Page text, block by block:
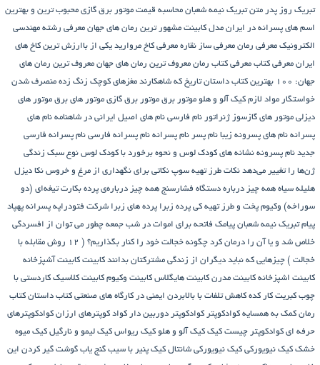
تبریک روز پدر متن تبریک نیمه شعبان محاسبه قیمت موتور برق گازی محبوب ترین و بهترین
اسم های پسرانه در ایران مدل کابینت مشهور ترین رمان های جهان معرفی رشته مهندسی
الکترونیک معرفی رمان معرفی ساز نقاره معرفی کاخ مروارید یکی از باارزش ترین کاخ های
ایران معرفی کتاب معرفی کتاب رمان معروف ترین رمان های جهان معروف ترین رمان های
جهان: ۱۰۰ بهترین کتاب داستان تاریخ که شاهکارند
مغزهای کوچک زنگ زده منصرف شدن
خواستگار مواد لازم کیک آلو و هلو موتور برق موتور برق گازی موتور های برق موتور های
دیزلی موتور های گازسوز ژنراتور نام فارسی نام های اصیل ایرانی در شاهنامه نام های
پسرانه نام های پسرونه زیبا نام پسر نام پسرانه نام پسرانه فارسی نام پسرانه فارسی
جدید نام پسرونه نشانه های کودک لوس و نحوه برخورد با کودک لوس نوع سبک زندگی
ژن‌ها را تغییر می‌دهد نکات طرز تهیه سوپ نکاتی برای نگهداری از مرغ و خروس نکا دیزل
هلیله سیاه همه چیز درباره دستگاه فشارسنج همه چیز درباره‌ی پرده بکارت تیغه‌ای (دو
سوراخه) وکیوم پخت و طرز تهیه کی پرده زبرا پرده های زبرا شرکت فتودراپه پسرانه پهپاد
پیام تبریک نیمه شعبان پیامک فاتحه برای اموات در شب جمعه چطور می توان از افسردگی
خلاص شد و یا آن را درمان کرد
چگونه خجالت خود را کنار بگذاریم؟ ( 12 روش مقابله با
خجالت ) چیزهایی که نباید دیگران از زندگی مشترکتان بدانند کابینت کابینت آشپزخانه
کابینت اشپزخانه کابینت مدرن کابینت هایگلاس کابینت وکیوم کابینت کلاسیک کاردستی با
چوب کبریت کار کده کاهش تلفات با بالابردن ایمنی در کارگاه های صنعتی کتاب داستان کتاب
رمان کمک به همسایه کوادکوپتر کوادکوپتر دوربین دار کواد کوپترهای ارزان کوادکوپترهای
حرفه ای کوادکوپتر چیست کیک کیک آلو و هلو کیک ریواس کیک لیمو و نارگیل کیک میوه
خشک کیک نیویورکی کیک نیویورکی شانتال کیک پنیر با سیب گنج‌ یاب گوشت گیر کردن این